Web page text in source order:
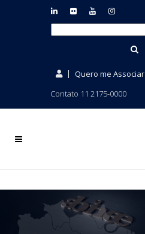
Quero me Associar
Contato 11 2175-0000